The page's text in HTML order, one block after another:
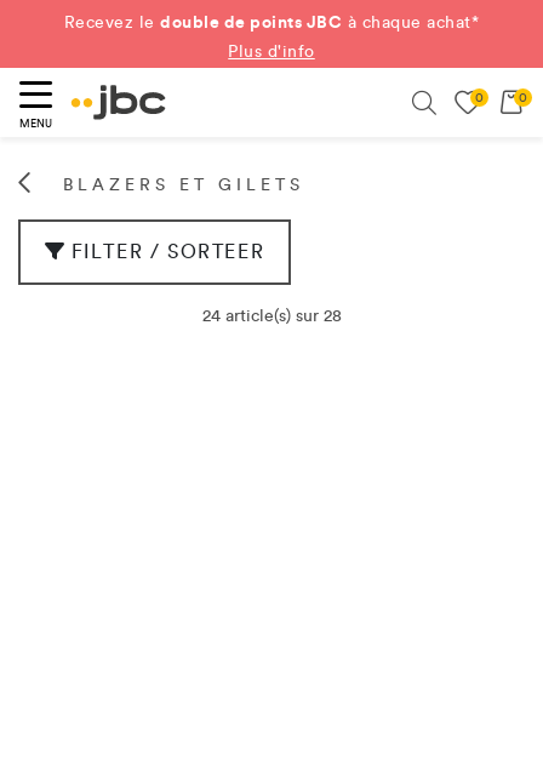
Recevez ledouble de points JBC à chaque achat*
Plus d'info
MENU
0 0
BLAZERS ET GILETS
FILTER / SORTEER
24 article(s) sur 28